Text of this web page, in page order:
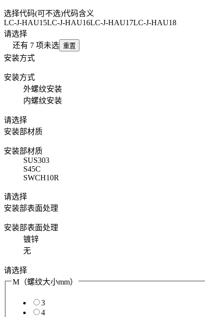
选择代码(可不选)代码含义
LC-J-HAU15LC-J-HAU16LC-J-HAU17LC-J-HAU18
请选择
还有 7 项未选 重置
安装方式
安装方式
外螺纹安装
内螺纹安装
请选择
安装部材质
安装部材质
SUS303
S45C
SWCH10R
请选择
安装部表面处理
安装部表面处理
镀锌
无
请选择
M（螺纹大小mm）
3
4